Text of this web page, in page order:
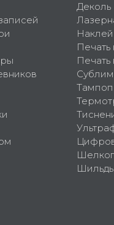
Деколь
Печать
Печать